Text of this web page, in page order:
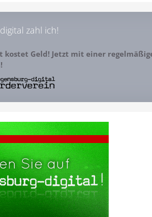
zahl ich!
kostet Geld! Jetzt mit einer